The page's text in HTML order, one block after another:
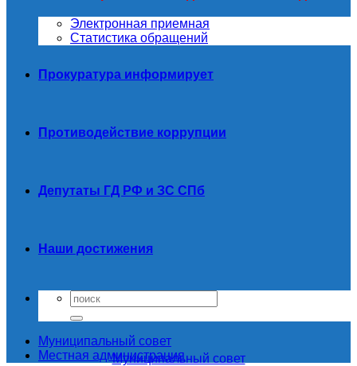
Электронная приемная
Статистика обращений
Прокуратура информирует
Противодействие коррупции
Депутаты ГД РФ и ЗС СПб
Наши достижения
Муниципальный совет
Местная администрация
Муниципальный совет